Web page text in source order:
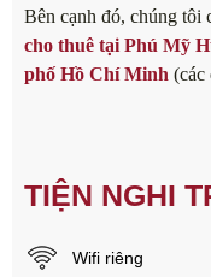
Bên cạnh đó, chúng tôi
cho thuê tại Phú Mỹ
phố Hồ Chí Minh (các
TIỆN NGHI
Wifi riêng